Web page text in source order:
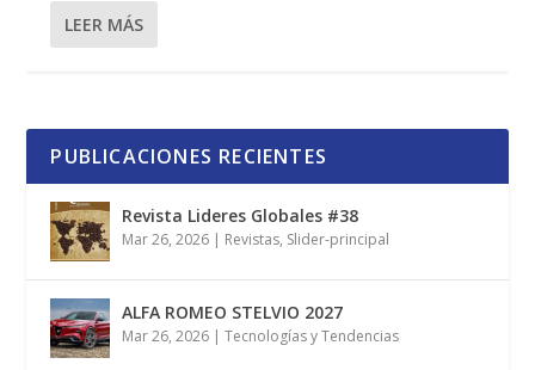
LEER MÁS
PUBLICACIONES RECIENTES
Revista Lideres Globales #38
Mar 26, 2026 | Revistas, Slider-principal
ALFA ROMEO STELVIO 2027
Mar 26, 2026 |Tecnologías y Tendencias